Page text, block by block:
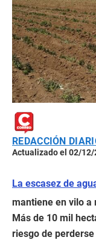
REDACCIÓN
Actualizado el 02/12/
La escasez de
mantiene en vilo a
Más de 10 mil
riesgo de